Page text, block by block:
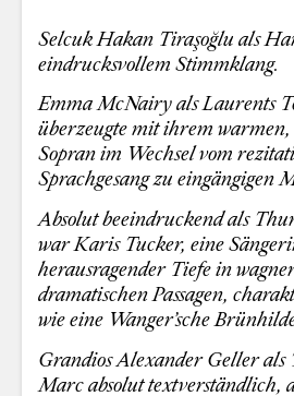
Selcuk Hakan Tiraşoğlu als
eindrucksvollem Stimmklang.
Emma McNairy als Laurents
überzeugte mit ihrem
Sopran im Wechsel vom
Sprachgesang zu eingängigen
Absolut beeindruckend als
war Karis Tucker, eine
herausragender Tiefe in
dramatischen Passagen,
wie eine Wanger’sche
Grandios Alexander Geller
Marc absolut textverständlich,